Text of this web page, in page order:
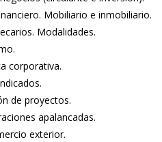
Mobiliario e inmobiliario.
Modalidades.
corporativa.
de proyectos.
apalancadas.
exterior.